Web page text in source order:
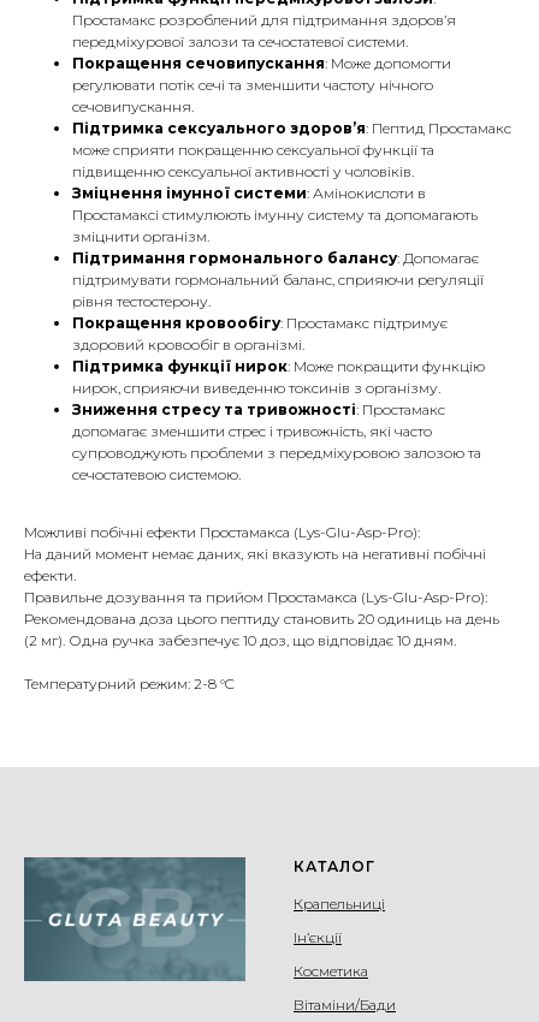
Простамакс розроблений для підтримання здоров’я
передміхурової залози та сечостатевої системи.
Покращення сечовипускання: Може допомогти
регулювати потік сечі та зменшити частоту нічного
сечовипускання.
Підтримка сексуального здоров’я: Пептид Простамакс
може сприяти покращенню сексуальної функції та
підвищенню сексуальної активності у чоловіків.
Зміцнення імунної системи: Амінокислоти в
Простамаксі стимулюють імунну систему та допомагають
зміцнити організм.
Підтримання гормонального балансу: Допомагає
підтримувати гормональний баланс, сприяючи регуляції
рівня тестостерону.
Покращення кровообігу: Простамакс підтримує
здоровий кровообіг в організмі.
Підтримка функції нирок: Може покращити функцію
нирок, сприяючи виведенню токсинів з організму.
Зниження стресу та тривожності: Простамакс
допомагає зменшити стрес і тривожність, які часто
супроводжують проблеми з передміхуровою залозою та
сечостатевою системою.
Можливі побічні ефекти Простамакса (Lys-Glu-Asp-Pro):
На даний момент немає даних, які вказують на негативні побічні
ефекти.
Правильне дозування та прийом Простамакса (Lys-Glu-Asp-Pro):
Рекомендована доза цього пептиду становить 20 одиниць на день
(2 мг). Одна ручка забезпечує 10 доз, що відповідає 10 дням.
Температурний режим: 2-8 °C
КАТАЛОГ
Крапельниці
Ін’єкції
Косметика
Вітаміни/Бади